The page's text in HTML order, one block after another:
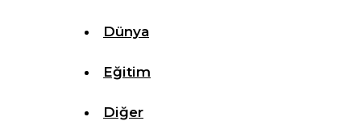
Dünya
Eğitim
Diğer